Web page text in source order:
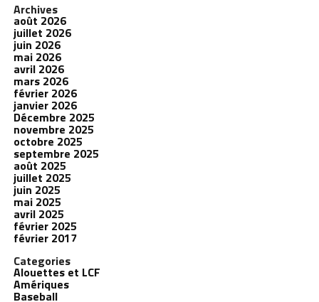
Archives
août 2026
juillet 2026
juin 2026
mai 2026
avril 2026
mars 2026
février 2026
janvier 2026
Décembre 2025
novembre 2025
octobre 2025
septembre 2025
août 2025
juillet 2025
juin 2025
mai 2025
avril 2025
février 2025
février 2017
Categories
Alouettes et LCF
Amériques
Baseball